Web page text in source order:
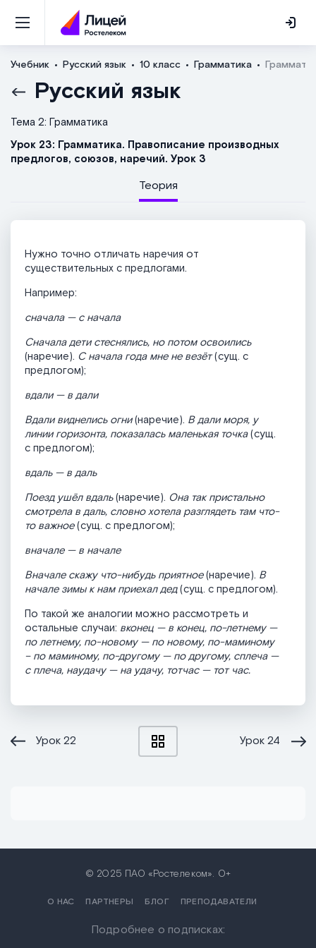
Учебник Русский язык 10 класс Грамматика
Русский язык
Тема 2: Грамматика
Урок 23: Грамматика. Правописание производных
предлогов, союзов, наречий. Урок 3
Теория
Нужно точно отличать наречия от
существительных с предлогами.
Например:
сначала — с начала
Сначала дети стеснялись, но потом освоились
(наречие). С начала года мне не везёт(сущ. с
предлогом);
вдали — в дали
Вдали виднелись огни(наречие). В дали моря, у
линии горизонта, показалась маленькая точка(сущ.
с предлогом);
вдаль — в даль
Поезд ушёл вдаль(наречие). Она так пристально
смотрела в даль, словно хотела разглядеть там что-
то важное(сущ. с предлогом);
вначале — в начале
Вначале скажу что-нибудь приятное(наречие). В
начале зимы к нам приехал дед(сущ. с предлогом).
По такой же аналогии можно рассмотреть и
остальные случаи: вконец — в конец, по-летнему —
по летнему, по-новому — по новому, по-маминому
– по маминому, по-другому — по другому, сплеча —
с плеча, наудачу — на удачу, тотчас — тот час.
Урок22 Урок24
© 2025 ПАО «Ростелеком». 0+
О НАС ПАРТНЕРЫ БЛОГ ПРЕПОДАВАТЕЛИ
Подробнее о подписках: